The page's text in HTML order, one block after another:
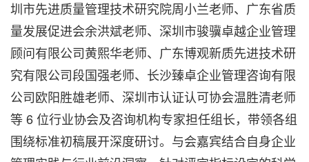
圳市先进质量管理技术研究院周小兰老师、广东省质
量发展促进会余洪斌老师、深圳市骏骥卓越企业管理
顾问有限公司黄熙华老师、广东博观新质先进技术研
究有限公司段国强老师、长沙臻卓企业管理咨询有限
公司欧阳胜雄老师、深圳市认证认可协会温胜清老师
等 6 位行业协会及咨询机构专家担任组长，带领各组
围绕标准初稿展开深度研讨。与会嘉宾结合自身企业